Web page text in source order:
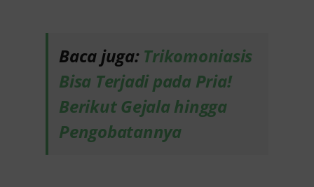
Baca juga: Trikomoniasis
Bisa Terjadi pada Pria!
Berikut Gejala hingga
Pengobatannya